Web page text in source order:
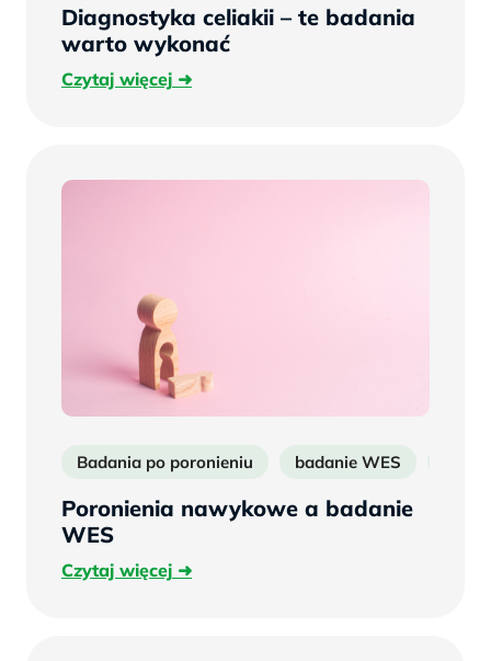
Diagnostyka celiakii – te badania
warto wykonać
Czytaj więcejCzytaj
Badania po poronieniu badanie WES
Poronienia nawykowe a badanie
WES
Czytaj więcejCzytaj